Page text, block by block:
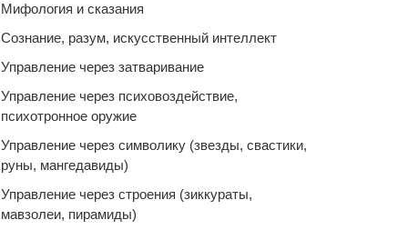
Мифология и сказания
Сознание, разум, искусственный интеллект
Управление через затваривание
Управление через психовоздействие,
психотронное оружие
Управление через символику (звезды, свастики,
руны, мангедавиды)
Управление через строения (зиккураты,
мавзолеи, пирамиды)